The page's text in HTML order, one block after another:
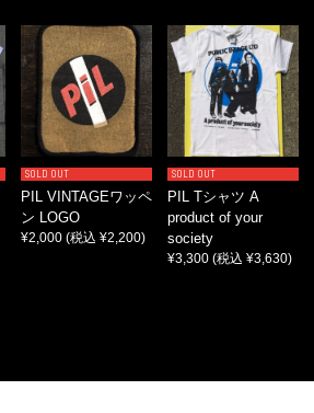
SOLD OUT
PIL VINTAGEワッペ
ン LOGO
¥2,000 (税込 ¥2,200)
SOLD OUT
PIL Tシャツ A
product of your
society
¥3,300 (税込 ¥3,630)